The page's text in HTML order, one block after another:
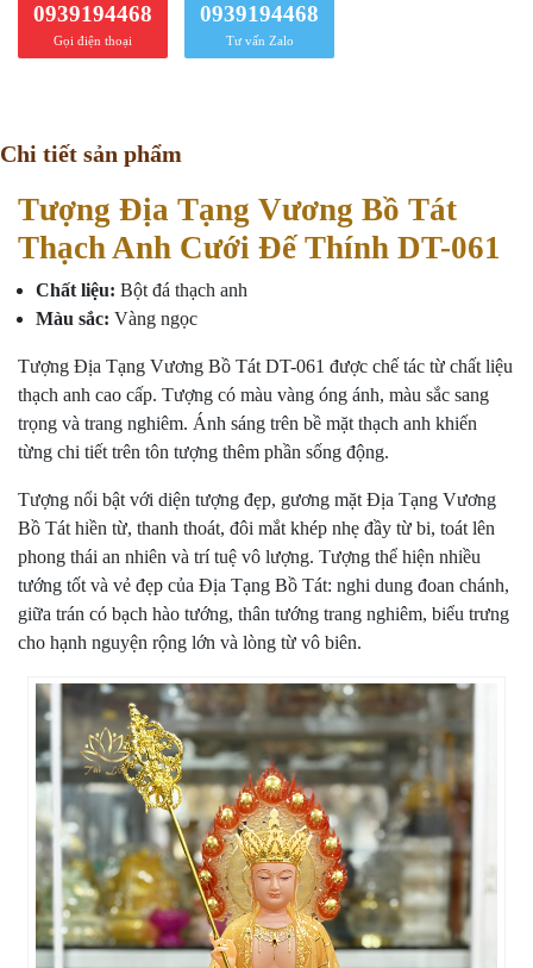
0939194468
Gọi điện thoại
0939194468
Tư vấn Zalo
Chi tiết sản phẩm
Tượng Địa Tạng Vương Bồ Tát
Thạch Anh Cưới Đế Thính DT-061
Chất liệu: Bột đá thạch anh
Màu sắc: Vàng ngọc
Tượng Địa Tạng Vương Bồ Tát DT-061 được chế tác từ chất liệu
thạch anh cao cấp. Tượng có màu vàng óng ánh, màu sắc sang
trọng và trang nghiêm. Ánh sáng trên bề mặt thạch anh khiến
từng chi tiết trên tôn tượng thêm phần sống động.
Tượng nổi bật với diện tượng đẹp, gương mặt Địa Tạng Vương
Bồ Tát hiền từ, thanh thoát, đôi mắt khép nhẹ đầy từ bi, toát lên
phong thái an nhiên và trí tuệ vô lượng. Tượng thể hiện nhiều
tướng tốt và vẻ đẹp của Địa Tạng Bồ Tát: nghi dung đoan chánh,
giữa trán có bạch hào tướng, thân tướng trang nghiêm, biểu trưng
cho hạnh nguyện rộng lớn và lòng từ vô biên.